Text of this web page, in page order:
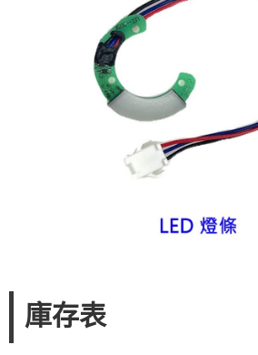
庫存表